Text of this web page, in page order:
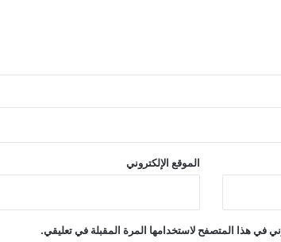
الموقع الإلكتروني
في هذا المتصفح لاستخدامها المرة المقبلة في تعليقي.